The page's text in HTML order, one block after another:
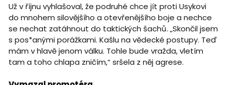
Už v říjnu vyhlašoval, že podruhé chce jít proti Usykovi
do mnohem silovějšího a otevřenějšího boje a nechce
se nechat zatáhnout do taktických šachů. „Skončil jsem
s pos*anými porážkami. Kašlu na vědecké postupy. Teď
mám v hlavě jenom válku. Tohle bude vražda, vletím
tam a toho chlapa zničím,“ sršela z něj agrese.